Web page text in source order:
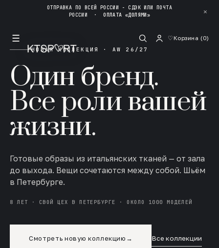
ОТПРАВКА ПО ВСЕЙ РОССИИ - СДЭК ИЛИ ПОЧТА
РОССИИ ·ОПЛАТА «ДОЛЯМИ» ✕
☰ ♡Корзина (0)
НОВАЯ КОЛЛЕКЦИЯ · AW 26/27
Один бренд.
Все роли вашей
жизни.
Готовые образы из итальянских тканей — от зала
до выхода. Вещи сочетаются между собой. Шьём
в Петербурге.
8 ЛЕТ · СВОЙ ЦЕХ В ПЕТЕРБУРГЕ · ОКОЛО 1000 МОДЕЛЕЙ
Смотреть новую коллекцию → Все коллекции